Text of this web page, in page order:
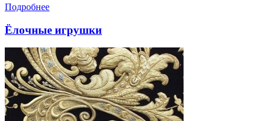
Подробнее
Ёлочные игрушки